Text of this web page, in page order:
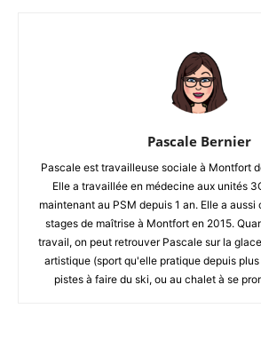
Pascale Bernier
Pascale est travailleuse sociale à Montfort
Elle a travaillée en médecine aux unités
maintenant au PSM depuis 1 an. Elle a
stages de maîtrise à Montfort en 2015.
travail, on peut retrouver Pascale sur la
artistique (sport qu'elle pratique depuis
pistes à faire du ski, ou au chalet à se